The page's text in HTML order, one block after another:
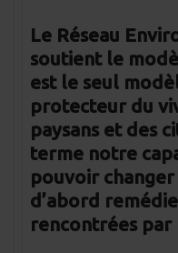
Le Réseau
soutient le
est le seul
protecteur du
paysans et des
terme notre
pouvoir
d’abord
rencontrées